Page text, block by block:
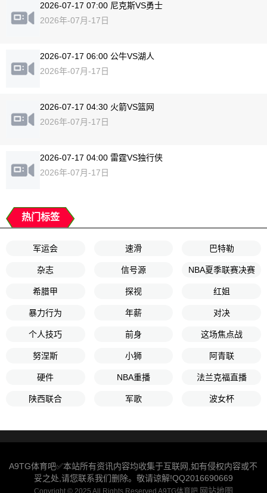
2026-07-17 07:00 尼克斯VS勇士
2026年-07月-17日
2026-07-17 06:00 公牛VS湖人
2026年-07月-17日
2026-07-17 04:30 火箭VS篮网
2026年-07月-17日
2026-07-17 04:00 雷霆VS独行侠
2026年-07月-17日
热门标签
军运会 速滑 巴特勒
杂志 信号源 NBA夏季联赛决赛
希腊甲 探视 红姐
暴力行为 年薪 对决
个人技巧 前身 这场焦点战
努涅斯 小狮 阿青联
硬件 NBA重播 法兰克福直播
陕西联合 军歌 波女杯
A9TG体育吧✅本站所有资讯内容均收集于互联网,如有侵权内容或不
妥之处,请您联系我们删除。敬请谅解!QQ2016690669
Copyright © 2025 All Rights Reserved A9TG体育吧 网站地图